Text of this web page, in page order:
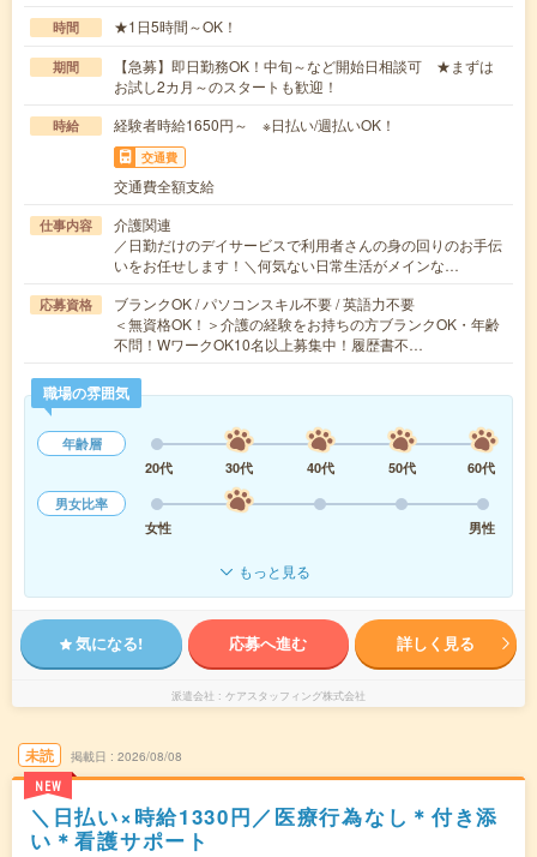
時間 ★1日5時間～OK！
期間
【急募】即日勤務OK！中旬～など開始日相談可 ★まずは
お試し2カ月～のスタートも歓迎！
時給 経験者時給1650円～ ※日払い/週払いOK！
交通費
交通費全額支給
仕事内容
介護関連
／日勤だけのデイサービスで利用者さんの身の回りのお手伝
いをお任せします！＼何気ない日常生活がメインな…
応募資格
ブランクOK / パソコンスキル不要 / 英語力不要
＜無資格OK！＞介護の経験をお持ちの方ブランクOK・年齢
不問！WワークOK10名以上募集中！履歴書不…
職場の雰囲気
年齢層
20代
30代 40代 50代
60代
男女比率
女性
男性
もっと見る
気になる! 応募へ進む 詳しく見る
派遣会社 ケアスタッフィング株式会社
未読
NEW
掲載日 2026/08/08
＼日払い×時給1330円／医療行為なし＊付き添
い＊看護サポート